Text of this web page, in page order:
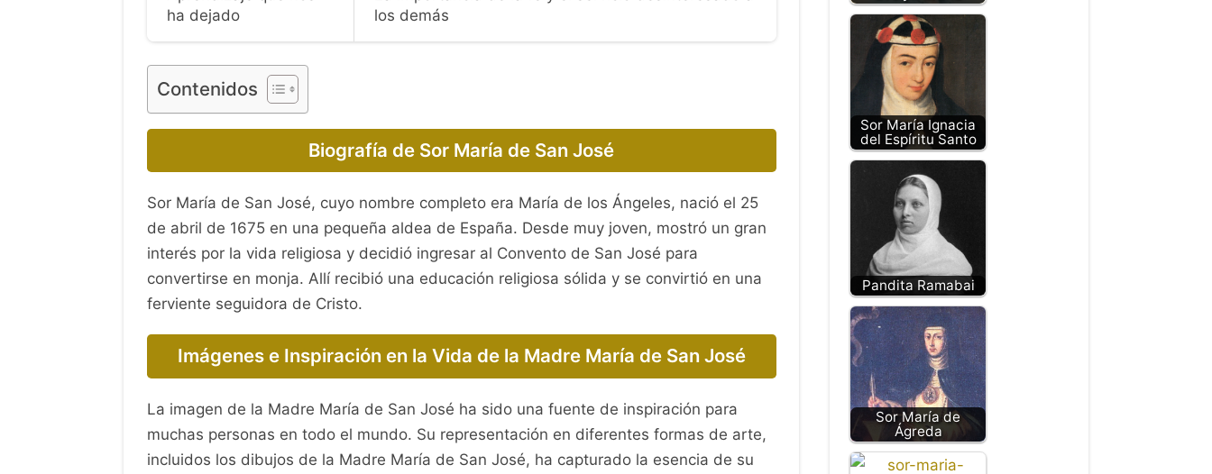
ha dejado
los demás
Contenidos
Biografía de Sor María de San José
Sor María de San José, cuyo nombre completo era María de los Ángeles, nació el 25
de abril de 1675 en una pequeña aldea de España. Desde muy joven, mostró un gran
interés por la vida religiosa y decidió ingresar al Convento de San José para
convertirse en monja. Allí recibió una educación religiosa sólida y se convirtió en una
ferviente seguidora de Cristo.
Imágenes e Inspiración en la Vida de la Madre María de San José
La imagen de la Madre María de San José ha sido una fuente de inspiración para
muchas personas en todo el mundo. Su representación en diferentes formas de arte,
incluidos los dibujos de la Madre María de San José, ha capturado la esencia de su
Sor María Ignacia
del Espíritu Santo
Pandita Ramabai
Sor María de
Ágreda